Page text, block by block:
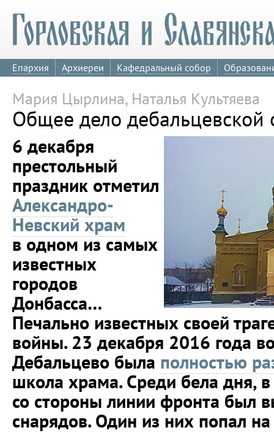
Епархия Архиереи Кафедральный собор
Мария Цырлина, Наталья Культяева
Общее дело
6 декабря
престольный
праздник отметил
Александро-
Невский храм
в одном из самых
известных
городов
Донбасса…
Печально известных своей
войны. 23 декабря 2016 года
Дебальцево была полностью
школа храма. Среди бела дня,
со стороны линии фронта был
снарядов. Один из них попал